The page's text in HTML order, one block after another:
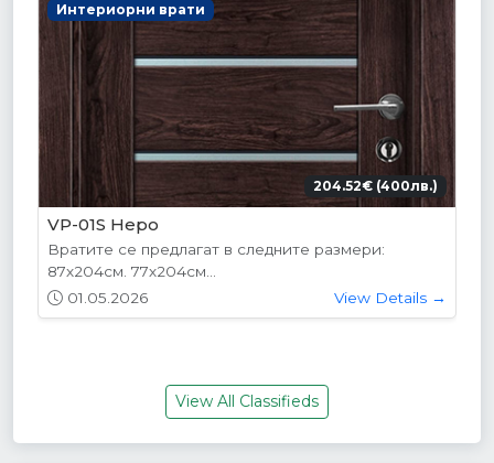
Интериорни врати
204.52€ (400лв.)
VP-01S Hepo
Вратите се предлагат в следните размери:
87х204см. 77х204см...
01.05.2026
View Details →
View All Classifieds